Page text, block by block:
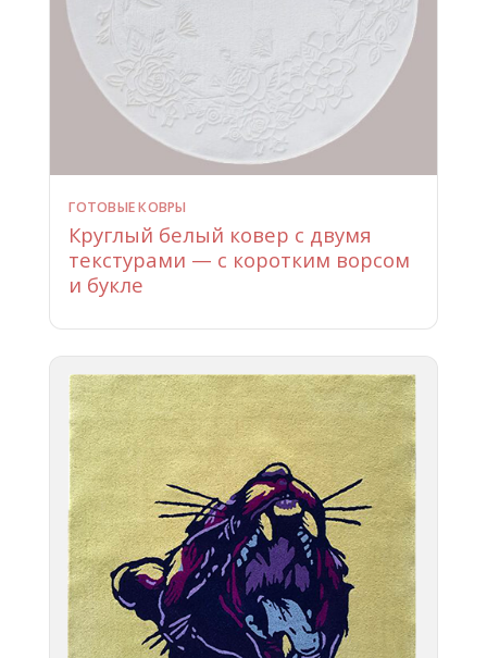
ГОТОВЫЕ КОВРЫ
Круглый белый ковер с двумя
текстурами — с коротким ворсом
и букле